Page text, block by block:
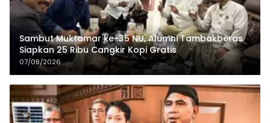
Sambut Muktamar ke-35 NU, Alumni Tambakberas
Siapkan 25 Ribu Cangkir Kopi Gratis
07/08/2026